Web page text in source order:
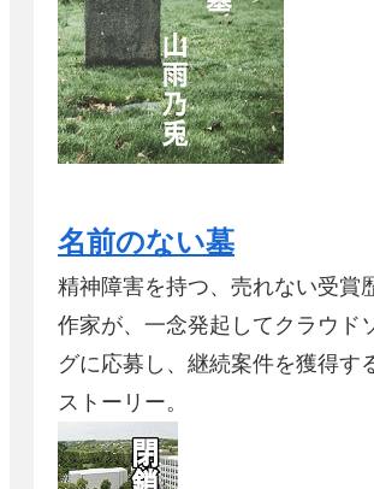
名前のない墓
精神障害を持つ、売れない受賞
作家が、一念発起してクラウド
グに応募し、継続案件を獲得す
ストーリー。